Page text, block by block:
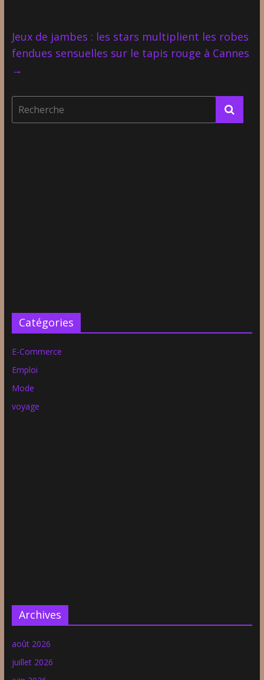
Jeux de jambes : les stars multiplient les robes
fendues sensuelles sur le tapis rouge à Cannes
→
Catégories
E-Commerce
Emploi
Mode
voyage
Archives
août 2026
juillet 2026